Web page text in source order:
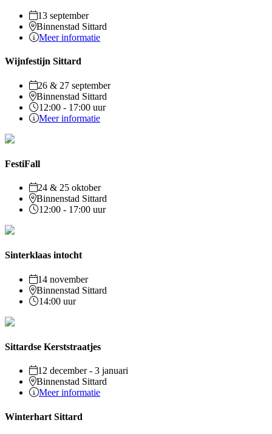
13 september
Binnenstad Sittard
Meer informatie
Wijnfestijn Sittard
26 & 27 september
Binnenstad Sittard
12:00 - 17:00 uur
Meer informatie
FestiFall
24 & 25 oktober
Binnenstad Sittard
12:00 - 17:00 uur
Sinterklaas intocht
14 november
Binnenstad Sittard
14:00 uur
Sittardse Kerststraatjes
12 december - 3 januari
Binnenstad Sittard
Meer informatie
Winterhart Sittard